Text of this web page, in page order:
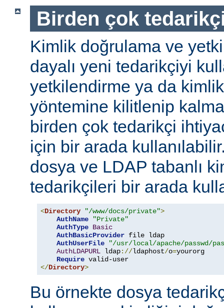
Birden çok
Kimlik doğrulama ve
dayalı yeni tedarikçiyi
yetkilendirme ya da
yöntemine kilitlenip
birden çok tedarikçi
için bir arada
dosya ve LDAP tabanlı
tedarikçileri bir arada
<Directory "/www/docs/private">
AuthName
"Private"
AuthType Basic
AuthBasicProvider file ldap
AuthUserFile
"/usr/local/apache/passwd/
AuthLDAPURL ldap://ldaphost/o=yourorg
Require
</Directory>
Bu örnekte dosya